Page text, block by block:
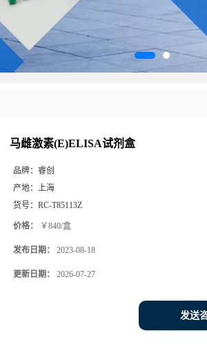
马雌激素(E)ELISA试剂盒
品牌： 睿创
产地：
上海
货号： RC-T85113Z
价格： ￥840/盒
发布日期： 2023-08-18
更新日期： 2026-07-27
发送